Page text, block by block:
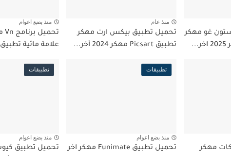
غو مهكر
منذ عام
تحميل تطبيق بيكس ارت مهكر
تطبيق Picsart مهكر 2024 أخر...
منذ بضع اعوام
علامة مائية تطبيق vn...
مهكر
تطبيقات
منذ بضع اعوام
تحميل تطبيق Funimate مهكر اخر
تطبيقات
منذ بضع اعوام